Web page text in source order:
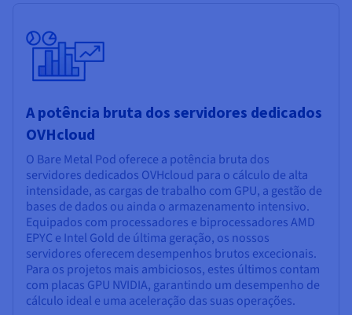
A potência bruta dos servidores dedicados
OVHcloud
O Bare Metal Pod oferece a potência bruta dos
servidores dedicados OVHcloud para o cálculo de alta
intensidade, as cargas de trabalho com GPU, a gestão de
bases de dados ou ainda o armazenamento intensivo.
Equipados com processadores e biprocessadores AMD
EPYC e Intel Gold de última geração, os nossos
servidores oferecem desempenhos brutos excecionais.
Para os projetos mais ambiciosos, estes últimos contam
com placas GPU NVIDIA, garantindo um desempenho de
cálculo ideal e uma aceleração das suas operações.